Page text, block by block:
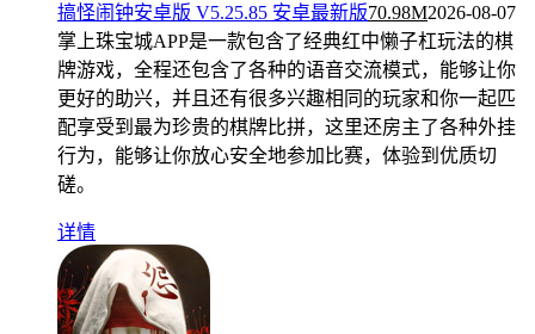
搞怪闹钟安卓版 V5.25.85 安卓最新版70.98M2026-08-07
掌上珠宝城APP是一款包含了经典红中懒子杠玩法的棋
牌游戏，全程还包含了各种的语音交流模式，能够让你
更好的助兴，并且还有很多兴趣相同的玩家和你一起匹
配享受到最为珍贵的棋牌比拼，这里还房主了各种外挂
行为，能够让你放心安全地参加比赛，体验到优质切
磋。
详情